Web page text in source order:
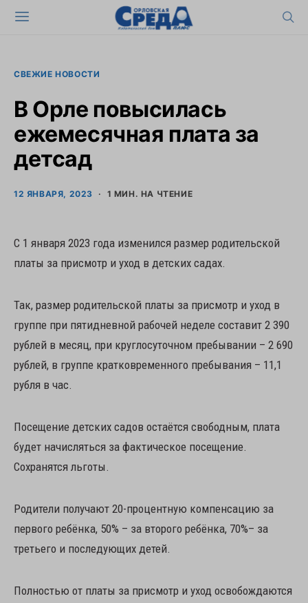
СВЕЖИЕ НОВОСТИ
В Орле повысилась
ежемесячная плата за
детсад
12 ЯНВАРЯ, 2023 1 МИН. НА ЧТЕНИЕ
С 1 января 2023 года изменился размер родительской
платы за присмотр и уход в детских садах.
Так, размер родительской платы за присмотр и уход в
группе при пятидневной рабочей неделе составит 2 390
рублей в месяц, при круглосуточном пребывании – 2 690
рублей, в группе кратковременного пребывания – 11,1
рубля в час.
Посещение детских садов остаётся свободным, плата
будет начисляться за фактическое посещение.
Сохранятся льготы.
Родители получают 20-процентную компенсацию за
первого ребёнка, 50% – за второго ребёнка, 70%– за
третьего и последующих детей.
Полностью от платы за присмотр и уход освобождаются